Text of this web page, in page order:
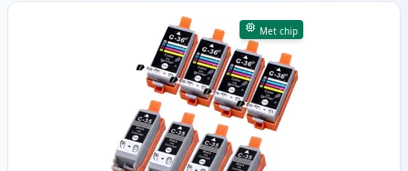
Producten
Met chip